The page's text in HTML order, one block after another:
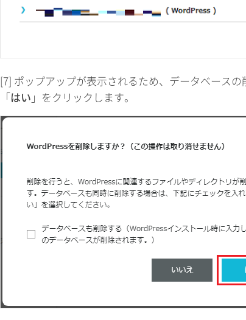
[7] ポップアップが表示されるため、データベースの
「はい 」をクリックします。